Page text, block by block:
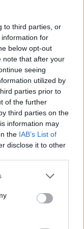
to third parties, or
for
below opt-out
note that after your
seeing
utilized by
parties prior to
of the further
third parties on the
information may
the IAB’s List of
disclose it to other
or more Google
You may click to
party tags to
in below Google
ισχύουν
ΜΠΛΟΚΑ
Newsκαι
και τα